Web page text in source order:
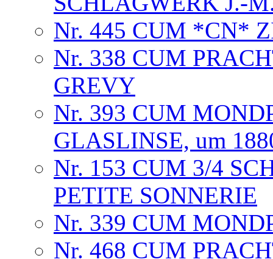
Nr. 445 CUM *CN*
Nr. 338 CUM
GREVY
Nr. 393 CUM
GLASLINSE, um
Nr. 153 CUM 3/4
PETITE SONNERIE
Nr. 339 CUM
Nr. 468 CUM